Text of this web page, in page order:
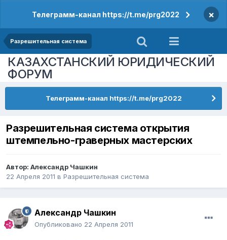
Телеграмм-канал https://t.me/prg2022 ×
Разрешительная система
КАЗАХСТАНСКИЙ ЮРИДИЧЕСКИЙ
ФОРУМ
Телеграмм-канал https://t.me/prg2022
Разрешительная система открытия
штемпельно-граверных мастерских
Автор: Александр Чашкин
22 Апреля 2011 в Разрешительная система
Александр Чашкин
Опубликовано 22 Апреля 2011